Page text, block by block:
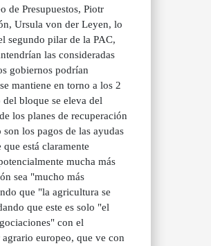
de Presupuestos, Piotr
Ursula von der Leyen, lo
segundo pilar de la PAC,
las consideradas
gobiernos podrían
mantiene en torno a los 2
bloque se eleva del
los planes de recuperación
los pagos de las ayudas
está claramente
mucha más
sea "mucho más
que "la agricultura se
que este es solo "el
con el
europeo, que ve con